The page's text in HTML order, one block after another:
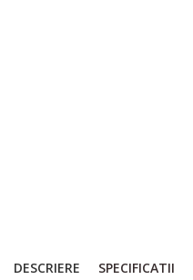
DESCRIERE SPECIFICATII